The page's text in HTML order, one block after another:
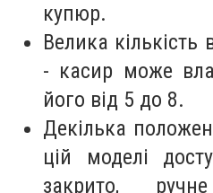
купюр.
Велика кількість
- касир може
його від 5 до 8.
Декілька
цій моделі
закрито,